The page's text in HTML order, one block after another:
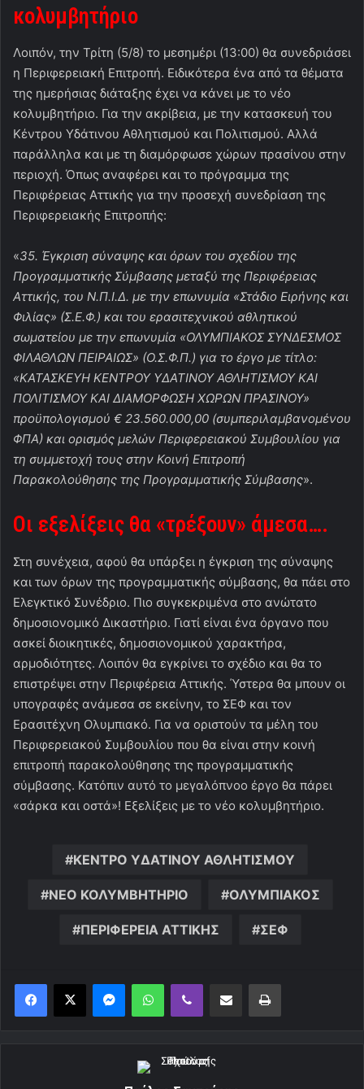
κολυμβητήριο
Λοιπόν, την Τρίτη (5/8) το μεσημέρι (13:00) θα συνεδριάσει
η Περιφερειακή Επιτροπή. Ειδικότερα ένα από τα θέματα
της ημερήσιας διάταξης έχει να κάνει με το νέο
κολυμβητήριο. Για την ακρίβεια, με την κατασκευή του
Κέντρου Υδάτινου Αθλητισμού και Πολιτισμού. Αλλά
παράλληλα και με τη διαμόρφωσε χώρων πρασίνου στην
περιοχή. Όπως αναφέρει και το πρόγραμμα της
Περιφέρειας Αττικής για την προσεχή συνεδρίαση της
Περιφερειακής Επιτροπής:
«35. Έγκριση σύναψης και όρων του σχεδίου της
Προγραμματικής Σύμβασης μεταξύ της Περιφέρειας
Αττικής, του Ν.Π.Ι.Δ. με την επωνυμία «Στάδιο Ειρήνης και
Φιλίας» (Σ.Ε.Φ.) και του ερασιτεχνικού αθλητικού
σωματείου με την επωνυμία «ΟΛΥΜΠΙΑΚΟΣ ΣΥΝΔΕΣΜΟΣ
ΦΙΛΑΘΛΩΝ ΠΕΙΡΑΙΩΣ» (Ο.Σ.Φ.Π.) για το έργο με τίτλο:
«ΚΑΤΑΣΚΕΥΗ ΚΕΝΤΡΟΥ ΥΔΑΤΙΝΟΥ ΑΘΛΗΤΙΣΜΟΥ ΚΑΙ
ΠΟΛΙΤΙΣΜΟΥ ΚΑΙ ΔΙΑΜΟΡΦΩΣΗ ΧΩΡΩΝ ΠΡΑΣΙΝΟΥ»
προϋπολογισμού € 23.560.000,00 (συμπεριλαμβανομένου
ΦΠΑ) και ορισμός μελών Περιφερειακού Συμβουλίου για
τη συμμετοχή τους στην Κοινή Επιτροπή
Παρακολούθησης της Προγραμματικής Σύμβασης».
Οι εξελίξεις θα «τρέξουν» άμεσα….
Στη συνέχεια, αφού θα υπάρξει η έγκριση της σύναψης
και των όρων της προγραμματικής σύμβασης, θα πάει στο
Ελεγκτικό Συνέδριο. Πιο συγκεκριμένα στο ανώτατο
δημοσιονομικό Δικαστήριο. Γιατί είναι ένα όργανο που
ασκεί διοικητικές, δημοσιονομικού χαρακτήρα,
αρμοδιότητες. Λοιπόν θα εγκρίνει το σχέδιο και θα το
επιστρέψει στην Περιφέρεια Αττικής. Ύστερα θα μπουν οι
υπογραφές ανάμεσα σε εκείνην, το ΣΕΦ και τον
Ερασιτέχνη Ολυμπιακό. Για να οριστούν τα μέλη του
Περιφερειακού Συμβουλίου που θα είναι στην κοινή
επιτροπή παρακολούθησης της προγραμματικής
σύμβασης. Κατόπιν αυτό το μεγαλόπνοο έργο θα πάρει
«σάρκα και οστά»! Εξελίξεις με το νέο κολυμβητήριο.
ΚΕΝΤΡΟ ΥΔΑΤΙΝΟΥ ΑΘΛΗΤΙΣΜΟΥ
ΝΕΟ ΚΟΛΥΜΒΗΤΗΡΙΟ ΟΛΥΜΠΙΑΚΟΣ
ΠΕΡΙΦΕΡΕΙΑ ΑΤΤΙΚΗΣ ΣΕΦ
MessengerWhatsAppViber Κοινοποίηση μέσω ηλεκτρονικού ταχυδρομείουΕκτύπωση